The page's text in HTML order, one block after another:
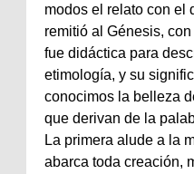
modos el relato con el
remitió al Génesis,
fue didáctica para
etimología, y su
conocimos la belleza
que derivan de la
La primera alude a la
abarca toda creación,